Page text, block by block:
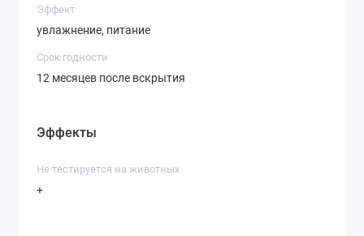
Эффект
увлажнение, питание
Срок годности
12 месяцев после вскрытия
Эффекты
Не тестируется на животных
+